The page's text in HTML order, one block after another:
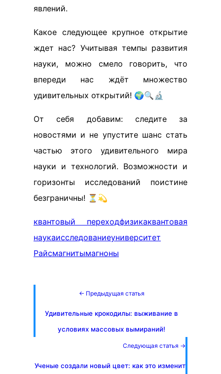
явлений.
Какое следующее крупное открытие
ждет нас? Учитывая темпы развития
науки, можно смело говорить, что
впереди нас ждёт множество
удивительных открытий! 🌍🔍🔬
От себя добавим: следите за
новостями и не упустите шанс стать
частью этого удивительного мира
науки и технологий. Возможности и
горизонты исследований поистине
безграничны! ⏳💫
квантовый переходфизикаквантовая
наукаисследованиеуниверситет
Райсмагнитымагноны
← Предыдущая статья
Удивительные крокодилы: выживание в
условиях массовых вымираний!
Следующая статья →
Ученые создали новый цвет: как это изменит